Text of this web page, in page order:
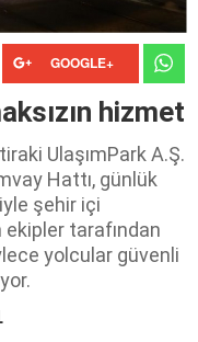
GOOGLE+
hizmet
UlaşımPark A.Ş.
Hattı, günlük
şehir içi
ekipler tarafından
yolcular güvenli